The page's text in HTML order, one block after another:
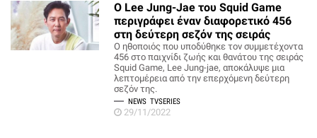
Ο Lee Jung-Jae του Squid Game
περιγράφει έναν διαφορετικό 456
στη δεύτερη σεζόν της σειράς
Ο ηθοποιός που υποδύθηκε τον συμμετέχοντα
456 στο παιχνίδι ζωής και θανάτου της σειράς
Squid Game, Lee Jung-jae, αποκάλυψε μια
λεπτομέρεια από την επερχόμενη δεύτερη
σεζόν της.
NEWS TVSERIES
29/11/2022